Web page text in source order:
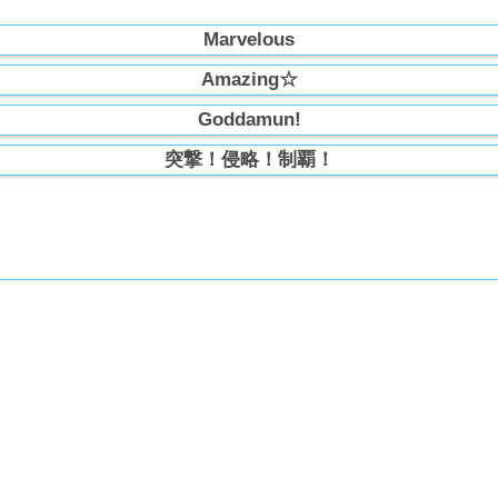
Marvelous
Amazing☆
Goddamun!
突撃！侵略！制覇！